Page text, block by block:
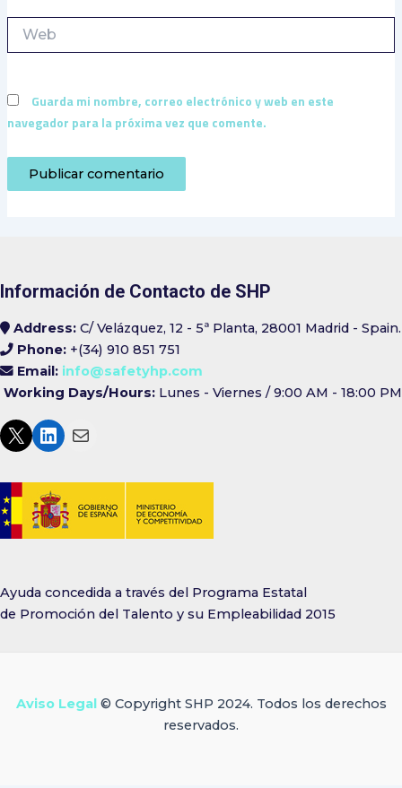
Web
Guarda mi nombre, correo electrónico y web en este
navegador para la próxima vez que comente.
Información de Contacto de SHP
Address: C/ Velázquez, 12 - 5ª Planta, 28001 Madrid - Spain.
Phone: +(34) 910 851 751
Email: info@safetyhp.com
Working Days/Hours: Lunes - Viernes / 9:00 AM - 18:00 PM
Ayuda concedida a través del Programa Estatal
de Promoción del Talento y su Empleabilidad 2015
Aviso Legal© Copyright SHP 2024. Todos los derechos
reservados.